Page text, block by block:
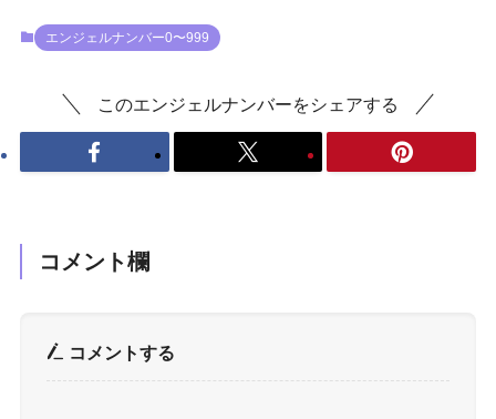
エンジェルナンバー0〜999
このエンジェルナンバーをシェアする
コメント欄
コメントする